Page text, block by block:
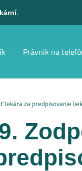
.
Právnik na
lekára za predpisovanie